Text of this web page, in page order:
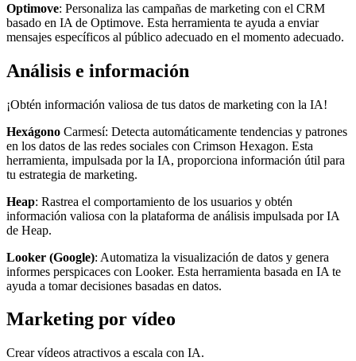
Optimove: Personaliza las campañas de marketing con el CRM
basado en IA de Optimove. Esta herramienta te ayuda a enviar
mensajes específicos al público adecuado en el momento adecuado.
Análisis e información
¡Obtén información valiosa de tus datos de marketing con la IA!
Hexágono Carmesí: Detecta automáticamente tendencias y patrones
en los datos de las redes sociales con Crimson Hexagon. Esta
herramienta, impulsada por la IA, proporciona información útil para
tu estrategia de marketing.
Heap: Rastrea el comportamiento de los usuarios y obtén
información valiosa con la plataforma de análisis impulsada por IA
de Heap.
Looker (Google): Automatiza la visualización de datos y genera
informes perspicaces con Looker. Esta herramienta basada en IA te
ayuda a tomar decisiones basadas en datos.
Marketing por vídeo
Crear vídeos atractivos a escala con IA.